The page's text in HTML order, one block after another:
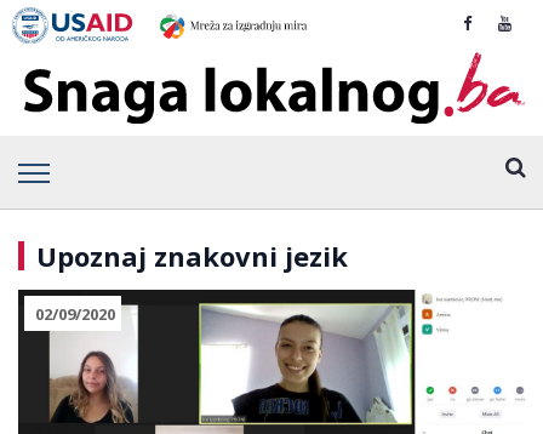
Upoznaj znakovni jezik
02/09/2020